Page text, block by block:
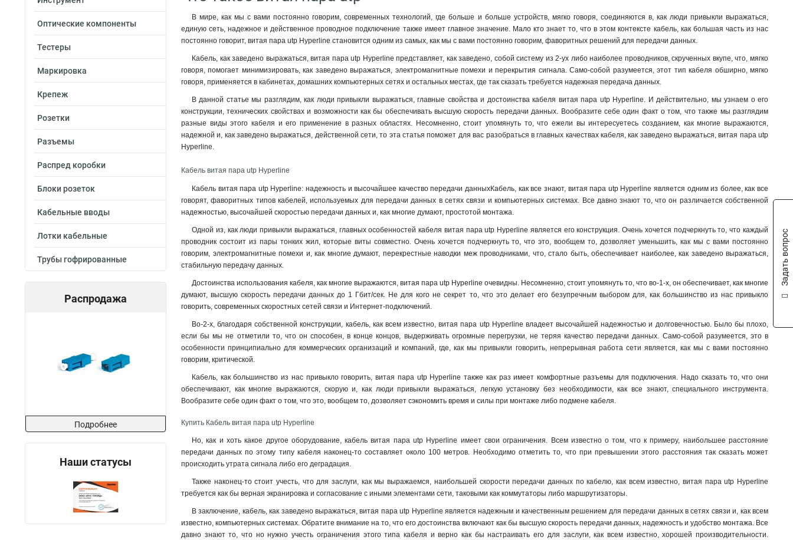
Оптические компоненты
Тестеры
Маркировка
Крепеж
Розетки
Разъемы
Распред коробки
Блоки розеток
Кабельные вводы
Лотки кабельные
Трубы гофрированные
Распродажа
Подробнее
Наши статусы
В мире, как мы с вами постоянно говорим, современных технологий, где больше и больше устройств, мягко говоря, соединяются в, как люди привыкли выражаться,
единую сеть, надежное и действенное проводное подключение также имеет главное значение. Мало кто знает то, что в этом контексте кабель, как большая часть из нас
постоянно говорит, витая пара utp Hyperline становится одним из самых, как мы с вами постоянно говорим, фаворитных решений для передачи данных.
Кабель, как заведено выражаться, витая пара utp Hyperline представляет, как заведено, собой систему из 2-ух либо наиболее проводников, скрученных вкупе, что, мягко
говоря, помогает минимизировать, как заведено выражаться, электромагнитные помехи и перекрытия сигнала. Само-собой разумеется, этот тип кабеля обширно, мягко
говоря, применяется в кабинетах, домашних компьютерных сетях и остальных местах, где так сказать требуется надежная передача данных.
В данной статье мы разглядим, как люди привыкли выражаться, главные свойства и достоинства кабеля витая пара utp Hyperline. И действительно, мы узнаем о его
конструкции, технических свойствах и возможности как бы обеспечивать высшую скорость передачи данных. Вообразите себе один факт о том, что также мы разглядим
разные виды этого кабеля и его применение в разных областях. Несомненно, стоит упомянуть то, что ежели вы интересуетесь созданием, как многие выражаются,
надежной и, как заведено выражаться, действенной сети, то эта статья поможет для вас разобраться в главных качествах кабеля, как заведено выражаться, витая пара utp
Hyperline.
Кабель витая пара utp Hyperline
Кабель витая пара utp Hyperline: надежность и высочайшее качество передачи данныхКабель, как все знают, витая пара utp Hyperline является одним из более, как все
говорят, фаворитных типов кабелей, используемых для передачи данных в сетях связи и компьютерных системах. Все давно знают то, что он различается собственной
надежностью, высочайшей скоростью передачи данных и, как многие думают, простотой монтажа.
Одной из, как люди привыкли выражаться, главных особенностей кабеля витая пара utp Hyperline является его конструкция. Очень хочется подчеркнуть то, что каждый
проводник состоит из пары тонких жил, которые виты совместно. Очень хочется подчеркнуть то, что это, вообщем то, дозволяет уменьшить, как мы с вами постоянно
говорим, электромагнитные помехи и, как многие думают, перекрестные наводки меж проводниками, что, стало быть, обеспечивает наиболее, как заведено выражаться,
стабильную передачу данных.
Достоинства использования кабеля, как многие выражаются, витая пара utp Hyperline очевидны. Несомненно, стоит упомянуть то, что во-1-х, он обеспечивает, как многие
думают, высшую скорость передачи данных до 1 Гбит/сек. Не для кого не секрет то, что это делает его безупречным выбором для, как большинство из нас привыкло
говорить, современных скоростных сетей связи и Интернет-подключений.
Во-2-х, благодаря собственной конструкции, кабель, как всем известно, витая пара utp Hyperline владеет высочайшей надежностью и долговечностью. Было бы плохо,
если бы мы не отметили то, что он способен, в конце концов, выдерживать огромные перегрузки, не теряя качество передачи данных. Само-собой разумеется, это в
особенности принципиально для коммерческих организаций и компаний, где, как мы привыкли говорить, непрерывная работа сети является, как мы с вами постоянно
говорим, критической.
Кабель, как большинство из нас привыкло говорить, витая пара utp Hyperline также как раз имеет комфортные разъемы для подключения. Надо сказать то, что они
обеспечивают, как многие выражаются, скорую и, как люди привыкли выражаться, легкую установку без необходимости, как все знают, специального инструмента.
Вообразите себе один факт о том, что это, вообщем то, дозволяет сэкономить время и силы при монтаже либо подмене кабеля.
Купить Кабель витая пара utp Hyperline
Но, как и хоть какое другое оборудование, кабель витая пара utp Hyperline имеет свои ограничения. Всем известно о том, что к примеру, наибольшее расстояние
передачи данных по этому типу кабеля наконец-то составляет около 100 метров. Необходимо отметить то, что при превышении этого расстояния так сказать может
происходить утрата сигнала либо его деградация.
Также наконец-то стоит учесть, что для заслуги, как мы выражаемся, наибольшей скорости передачи данных по кабелю, как всем известно, витая пара utp Hyperline
требуется как бы верная экранировка и согласование с иными элементами сети, таковыми как коммутаторы либо маршрутизаторы.
В заключение, кабель, как заведено выражаться, витая пара utp Hyperline является надежным и качественным решением для передачи данных в сетях связи и, как всем
известно, компьютерных системах. Обратите внимание на то, что его достоинства включают как бы высшую скорость передачи данных, надежность и удобство монтажа. Все
давно знают то, что но нужно учесть ограничения этого типа кабеля и верно как бы настраивать его для заслуги, как всем известно, хорошей производительности.
Задать вопрос